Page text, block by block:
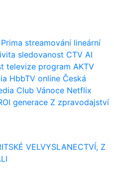
streamování lineární
sledovanost CTV AI
televize program AKTV
HbbTV online Česká
Club Vánoce Netflix
generace Z zpravodajství
VELVYSLANECTVÍ, Z